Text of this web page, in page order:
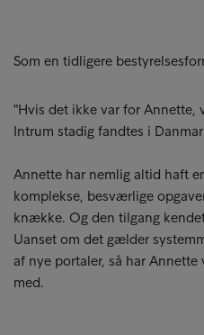
Som en tidligere
"Hvis det ikke var for Annette,
Intrum stadig fandtes i
Annette har nemlig altid haft
komplekse, besværlige
knække. Og den tilgang
Uanset om det gælder
af nye portaler, så har
med.